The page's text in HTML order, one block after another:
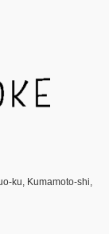
ku, Kumamoto-shi,